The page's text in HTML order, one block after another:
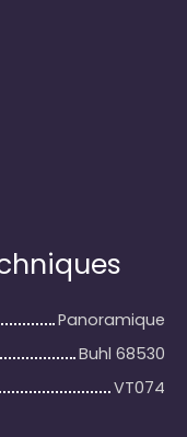
Panoramique
Buhl 68530
VT074